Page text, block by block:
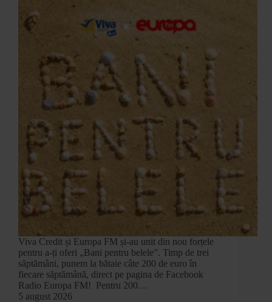
Viva Credit și Europa FM și-au unit din nou forțele
pentru a-ți oferi „Bani pentru belele”. Timp de trei
săptămâni, punem la bătaie câte 200 de euro în
fiecare săptămână, direct pe pagina de Facebook
Radio Europa FM! Pentru 200…
5 august 2026